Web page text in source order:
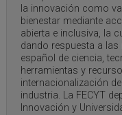
la innovación como
bienestar mediante
abierta e inclusiva, la
dando respuesta a
español de ciencia,
herramientas y
internacionalización
industria. La FECYT
Innovación y